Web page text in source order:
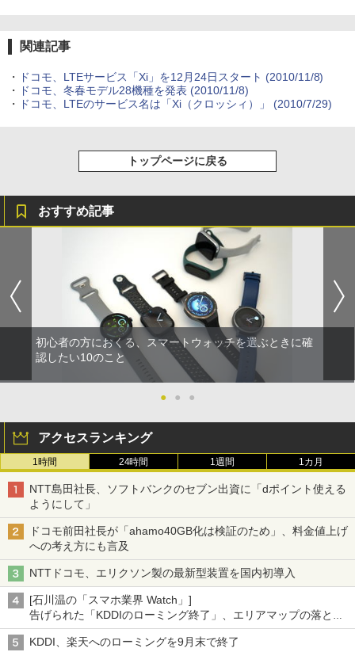
関連記事
・ ドコモ、LTEサービス「Xi」を12月24日スタート (2010/11/8)
・
ドコモ、冬春モデル28機種を発表 (2010/11/8)
・
ドコモ、LTEのサービス名は「Xi（クロッシィ）」 (2010/7/29)
トップページに戻る
おすすめ記事
初心者の方におくる、スマートウォッチを選ぶときに確
認したい10のこと
● ● ●
アクセスランキング
1時間 24時間 1週間 1カ月
NTT島田社長、ソフトバンクのセブン出資に「dポイント使える
ようにして」
ドコモ前田社長が「ahamo40GB化は検証のため」、料金値上げ
への考え方にも言及
NTTドコモ、エリクソン製の最新型装置を国内初導入
[石川温の「スマホ業界 Watch」]
告げられた「KDDIのローミング終了」、エリアマップの落とし
穴と楽天モバイルの課題
KDDI、楽天へのローミングを9月末で終了